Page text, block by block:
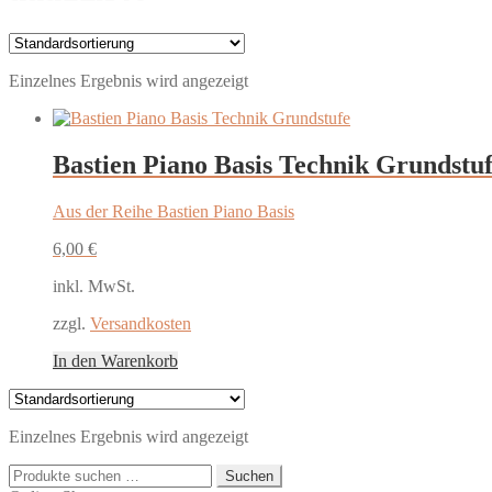
Einzelnes Ergebnis wird angezeigt
Bastien Piano Basis Technik
Aus der Reihe Bastien Piano Basis
6,00 €
inkl. MwSt.
zzgl. Versandkosten
In den Warenkorb
Einzelnes Ergebnis wird angezeigt
Suchen
Suchen